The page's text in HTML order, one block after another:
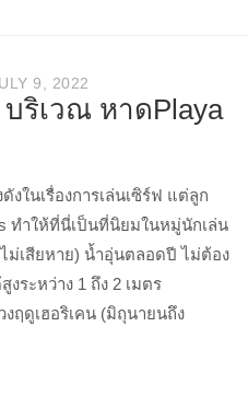
9, 2022
ริเวณ หาดPlaya
ในเรื่องการเล่นเซิร์ฟ แต่ลูก
ทำให้ที่นี่เป็นที่นิยมในหมู่นักเล่น
ม่เสียหาย) น้ำอุ่นตลอดปี ไม่ต้อง
ระหว่าง 1 ถึง 2 เมตร
ฤดูเฮอริเคน (มิถุนายนถึง